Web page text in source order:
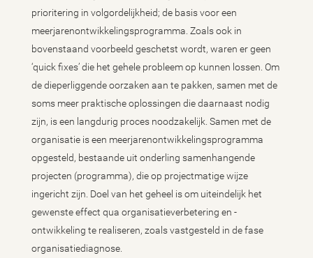
prioritering in volgordelijkheid; de basis voor een
meerjarenontwikkelingsprogramma. Zoals ook in
bovenstaand voorbeeld geschetst wordt, waren er geen
‘quick fixes’ die het gehele probleem op kunnen lossen. Om
de dieperliggende oorzaken aan te pakken, samen met de
soms meer praktische oplossingen die daarnaast nodig
zijn, is een langdurig proces noodzakelijk. Samen met de
organisatie is een meerjarenontwikkelingsprogramma
opgesteld, bestaande uit onderling samenhangende
projecten (programma), die op projectmatige wijze
ingericht zijn. Doel van het geheel is om uiteindelijk het
gewenste effect qua organisatieverbetering en -
ontwikkeling te realiseren, zoals vastgesteld in de fase
organisatiediagnose.